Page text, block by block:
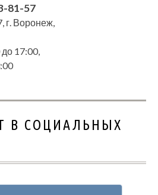
81-57
г. Воронеж,
17:00,
В СОЦИАЛЬНЫХ